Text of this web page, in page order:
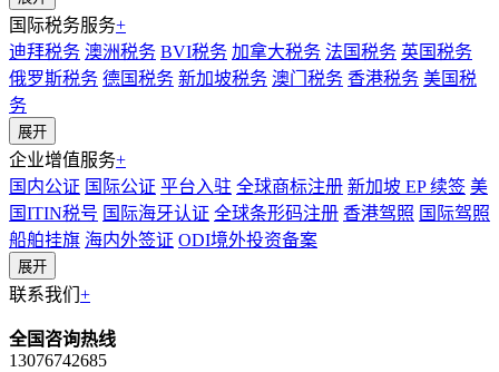
国际税务服务+
迪拜税务 澳洲税务 BVI税务 加拿大税务 法国税务 英国税务
俄罗斯税务 德国税务 新加坡税务 澳门税务 香港税务 美国税
务
展开
企业增值服务+
国内公证 国际公证 平台入驻 全球商标注册 新加坡 EP 续签 美
国ITIN税号 国际海牙认证 全球条形码注册 香港驾照 国际驾照
船舶挂旗 海内外签证 ODI境外投资备案
展开
联系我们 +
全国咨询热线
13076742685